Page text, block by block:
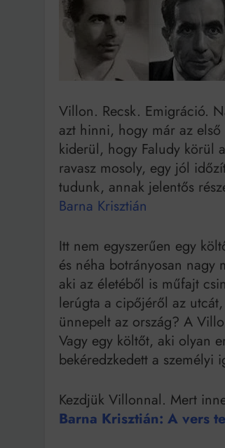
Villon. Recsk. Emigráció.
azt hinni, hogy már az
kiderül, hogy Faludy körül
ravasz mosoly, egy jól
tudunk, annak jelentős
Barna Krisztián
Itt nem egyszerűen egy
és néha botrányosan nagy
aki az életéből is műfajt
lerúgta a cipőjéről az
ünnepelt az ország? A
Vagy egy költőt, aki olyan
bekéredzkedett a személyi
Kezdjük Villonnal. Mert
Barna Krisztián: A vers